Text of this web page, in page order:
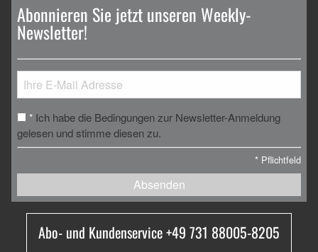
Abonnieren Sie jetzt unseren Weekly-
Newsletter!
* Ich habe die Bedingungen zur Newsletter-Anmeldung
gelesen und stimme diesen zu.
* Pflichtfeld
Absenden
Abo- und Kundenservice +49 731 88005-8205